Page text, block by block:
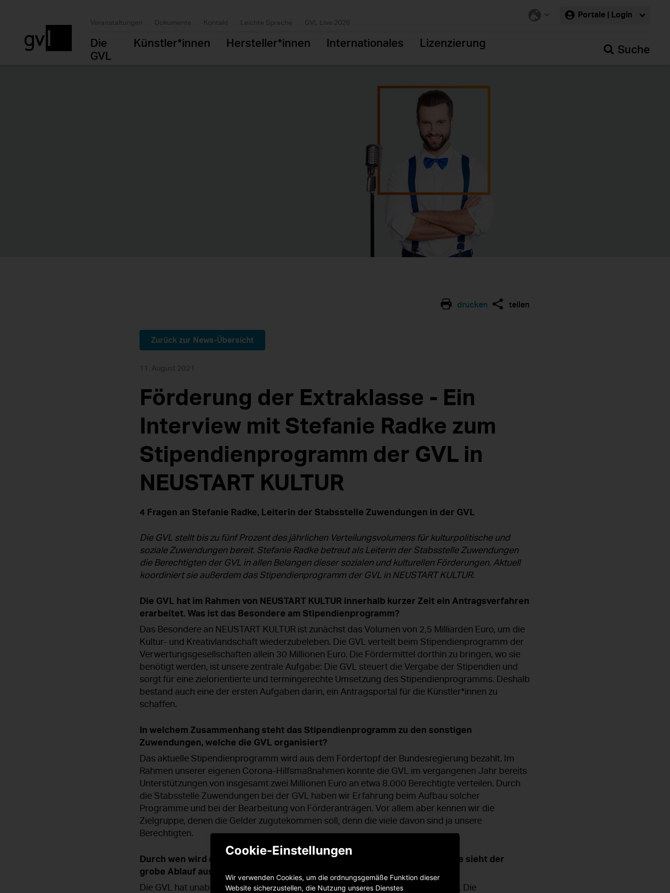
Veranstaltungen Dokumente Kontakt Leichte Sprache GVL Live 2026
Portale | Login
Die
GVL
Künstler*innen Hersteller*innen Internationales Lizenzierung Suche
drucken teilen
Zurück zur News-Übersicht
11. August 2021
Förderung der Extraklasse - Ein
Interview mit Stefanie Radke zum
Stipendienprogramm der GVL in
NEUSTART KULTUR
4 Fragen an Stefanie Radke, Leiterin der Stabsstelle Zuwendungen in der GVL
Die GVL stellt bis zu fünf Prozent des jährlichen Verteilungsvolumens für kulturpolitische und
soziale Zuwendungen bereit. Stefanie Radke betreut als Leiterin der Stabsstelle Zuwendungen
die Berechtigten der GVL in allen Belangen dieser sozialen und kulturellen Förderungen. Aktuell
koordiniert sie außerdem das Stipendienprogramm der GVL in NEUSTART KULTUR.
Die GVL hat im Rahmen von NEUSTART KULTUR innerhalb kurzer Zeit ein Antragsverfahren
erarbeitet. Was ist das Besondere am Stipendienprogramm?
Das Besondere an NEUSTART KULTUR ist zunächst das Volumen von 2,5 Milliarden Euro, um die
Kultur- und Kreativlandschaft wiederzubeleben. Die GVL verteilt beim Stipendienprogramm der
Verwertungsgesellschaften allein 30 Millionen Euro. Die Fördermittel dorthin zu bringen, wo sie
benötigt werden, ist unsere zentrale Aufgabe: Die GVL steuert die Vergabe der Stipendien und
sorgt für eine zielorientierte und termingerechte Umsetzung des Stipendienprogramms. Deshalb
bestand auch eine der ersten Aufgaben darin, ein Antragsportal für die Künstler*innen zu
schaffen.
In welchem Zusammenhang steht das Stipendienprogramm zu den sonstigen
Zuwendungen, welche die GVL organisiert?
Das aktuelle Stipendienprogramm wird aus dem Fördertopf der Bundesregierung bezahlt. Im
Rahmen unserer eigenen Corona-Hilfsmaßnahmen konnte die GVL im vergangenen Jahr bereits
Unterstützungen von insgesamt zwei Millionen Euro an etwa 8.000 Berechtigte verteilen. Durch
die Stabsstelle Zuwendungen bei der GVL haben wir Erfahrung beim Aufbau solcher
Programme und bei der Bearbeitung von Förderanträgen. Vor allem aber kennen wir die
Zielgruppe, denen die Gelder zugutekommen soll, denn die viele davon sind ja unsere
Berechtigten.
Durch wen wird eine Auswahl beim Stipendienprogramm getroffen und wie sieht der
grobe Ablauf aus?
Die GVL hat unabhängige Fachjurys mit der Vergabe der Stipendien beauftragt. Die
Cookie-Einstellungen
Wir verwenden Cookies, um die ordnungsgemäße Funktion dieser
Website sicherzustellen, die Nutzung unseres Dienstes